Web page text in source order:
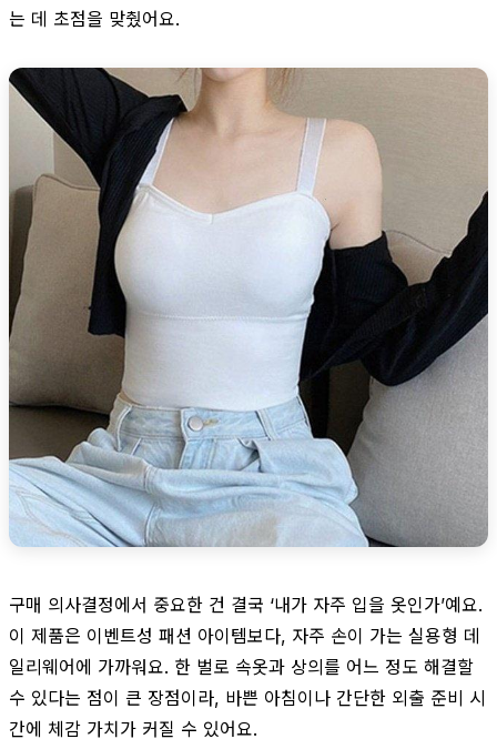
는 데 초점을 맞췄어요.
구매 의사결정에서 중요한 건 결국 ‘내가 자주 입을 옷인가’예요.
이 제품은 이벤트성 패션 아이템보다, 자주 손이 가는 실용형 데
일리웨어에 가까워요. 한 벌로 속옷과 상의를 어느 정도 해결할
수 있다는 점이 큰 장점이라, 바쁜 아침이나 간단한 외출 준비 시
간에 체감 가치가 커질 수 있어요.